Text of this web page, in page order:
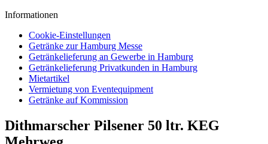
Informationen
Cookie-Einstellungen
Getränke zur Hamburg Messe
Getränkelieferung an Gewerbe in Hamburg
Getränkelieferung Privatkunden in Hamburg
Mietartikel
Vermietung von Eventequipment
Getränke auf Kommission
Dithmarscher Pilsener 50 ltr. KEG